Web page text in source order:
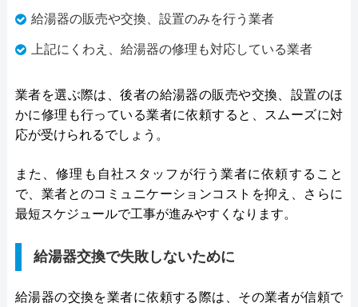
給湯器の販売や交換、設置のみを行う業者
上記にくわえ、給湯器の修理も対応している業者
業者を選ぶ際は、後者の給湯器の販売や交換、設置のほ
かに修理も行っている業者に依頼すると、スムーズに対
応が受けられるでしょう。
また、修理も自社スタッフが行う業者に依頼すること
で、業者とのコミュニケーションコストを抑え、さらに
最短スケジュールで工事が進みやすくなります。
給湯器交換で失敗しないために
給湯器の交換を業者に依頼する際は、その業者が信頼で